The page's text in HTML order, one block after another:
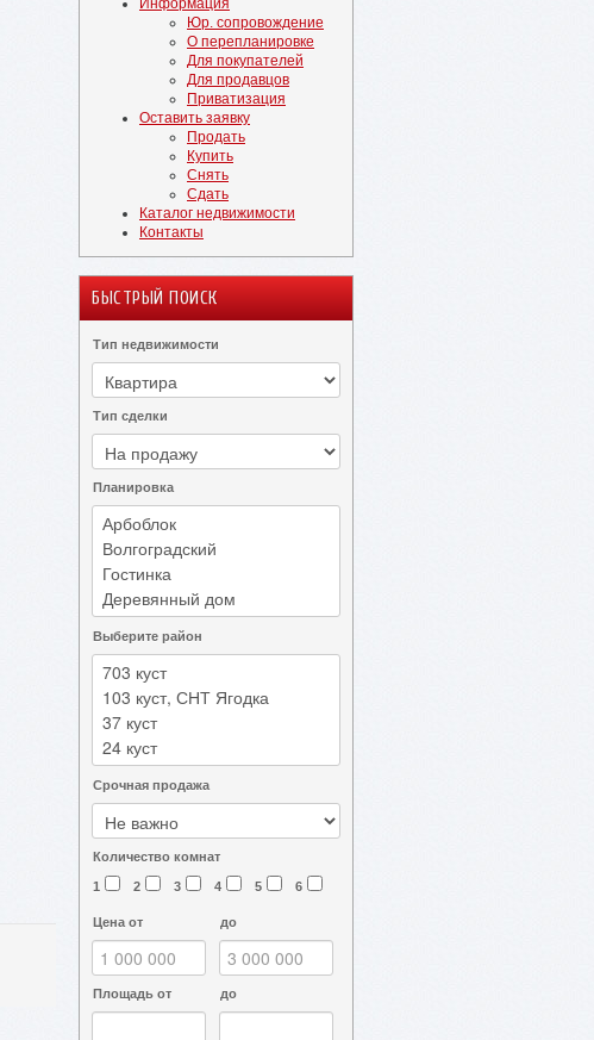
Информация
Юр. сопровождение
О перепланировке
Для покупателей
Для продавцов
Приватизация
Оставить заявку
Продать
Купить
Снять
Сдать
Каталог недвижимости
Контакты
БЫСТРЫЙ ПОИСК
Тип недвижимости
Тип сделки
Планировка
Выберите район
Срочная продажа
Количество комнат
1 2 3 4 5 6
Цена от до
Площадь от до